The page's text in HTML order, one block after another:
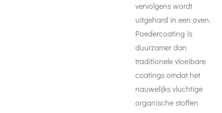
vervolgens wordt
uitgehard in een oven.
Poedercoating is
duurzamer dan
traditionele vloeibare
coatings omdat het
nauwelijks vluchtige
organische stoffen